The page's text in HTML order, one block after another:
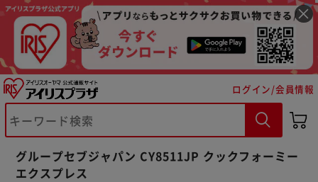
ログイン/会員情報
グループセブジャパン CY8511JP クックフォーミー
エクスプレス
※ご確認ください